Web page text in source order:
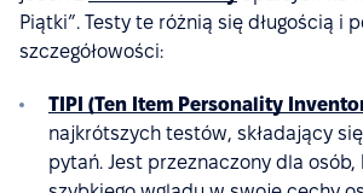
Piątki”. Testy te różnią się długością i
szczegółowości:
TIPI (Ten Item Personality
najkrótszych testów, składający
pytań. Jest przeznaczony dla